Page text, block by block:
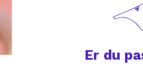
Er du